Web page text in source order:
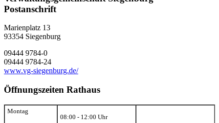
Postanschrift
Marienplatz 13
93354 Siegenburg
09444 9784-0
09444 9784-24
www.vg-siegenburg.de/
Öffnungszeiten Rathaus
Montag
08:00 - 12:00 Uhr